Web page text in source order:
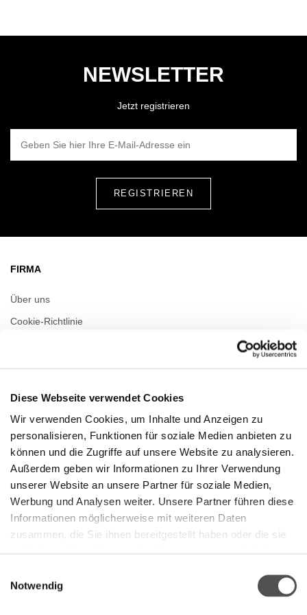
Diese Webseite verwendet Cookies
Wir verwenden Cookies, um Inhalte und Anzeigen zu
personalisieren, Funktionen für soziale Medien anbieten zu
können und die Zugriffe auf unsere Website zu analysieren.
Außerdem geben wir Informationen zu Ihrer Verwendung
unserer Website an unsere Partner für soziale Medien,
Werbung und Analysen weiter. Unsere Partner führen diese
Informationen möglicherweise mit weiteren Daten
zusammen, die Sie ihnen bereitgestellt haben oder die sie
Notwendig
NEWSLETTER
Jetzt registrieren
FIRMA
Über uns
Cookie-Richtlinie
Montag
09:00 - 21:00
Dienstag
09:00 - 21:00
Mittwoch
09:00 - 21:00
Freitag
09:00 - 21:00
Samstag
09:00 - 21:00
Verkaufsoffene Sonntage
Mehr Informationen